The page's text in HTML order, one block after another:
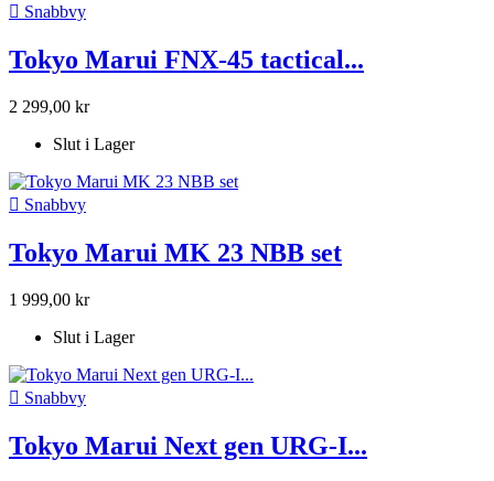
 Snabbvy
Tokyo Marui FNX-45 tactical...
2 299,00 kr
Slut i Lager
 Snabbvy
Tokyo Marui MK 23 NBB set
1 999,00 kr
Slut i Lager
 Snabbvy
Tokyo Marui Next gen URG-I...